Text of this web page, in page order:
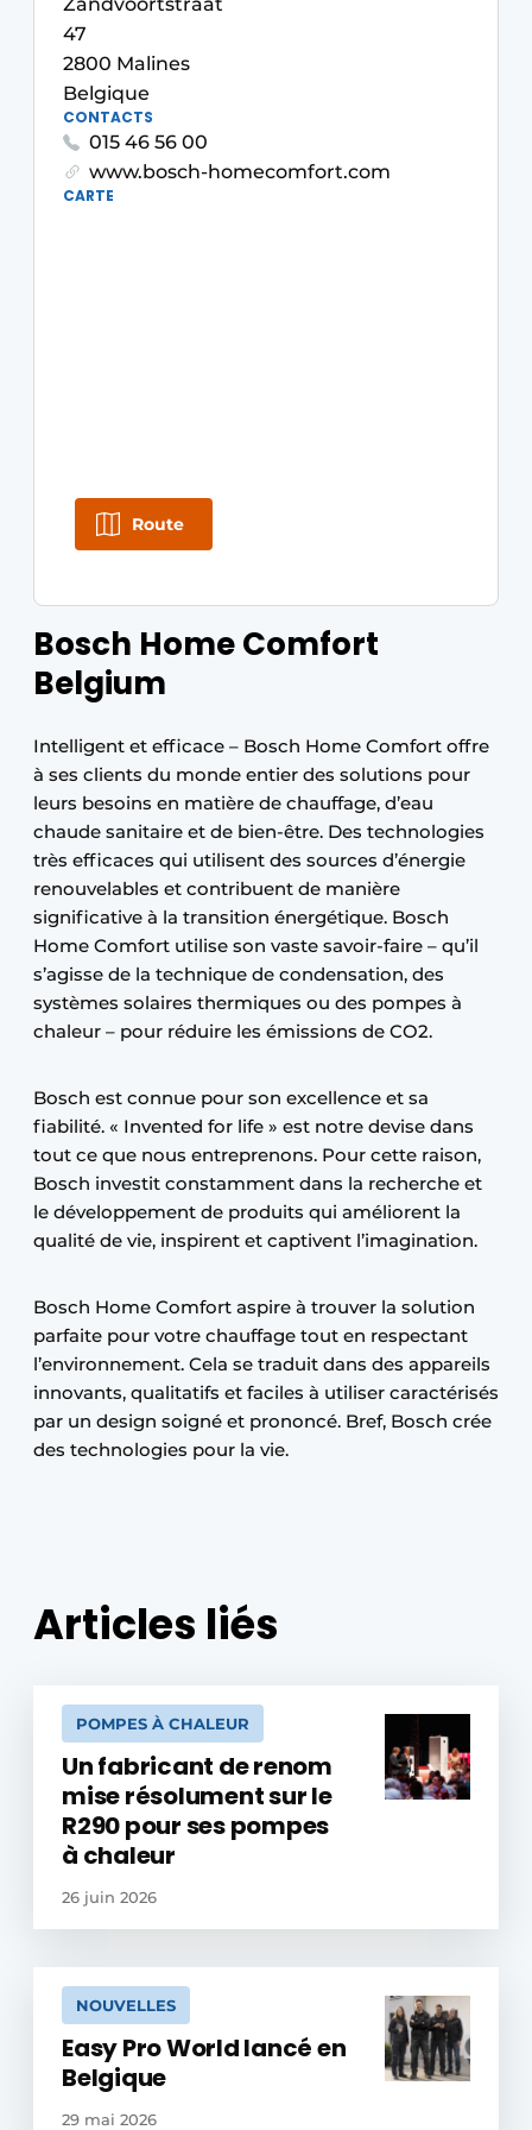
S’inscrire à l’événement
S’inscrire
Termes et conditions
Video’s
Bosch Home Comfort
Belgium
Intelligent et efficace – Bosch Home Comfort offre
à ses clients du monde entier des solutions pour
leurs besoins en matière de chauffage, d’eau
chaude sanitaire et de bien-être. Des technologies
très efficaces qui utilisent des sources d’énergie
renouvelables et contribuent de manière
significative à la transition énergétique. Bosch
Home Comfort utilise son vaste savoir-faire – qu’il
s’agisse de la technique de condensation, des
systèmes solaires thermiques ou des pompes à
chaleur – pour réduire les émissions de CO2.
Bosch est connue pour son excellence et sa
fiabilité. « Invented for life » est notre devise dans
tout ce que nous entreprenons. Pour cette raison,
Bosch investit constamment dans la recherche et
le développement de produits qui améliorent la
qualité de vie, inspirent et captivent l’imagination.
Bosch Home Comfort aspire à trouver la solution
parfaite pour votre chauffage tout en respectant
l’environnement. Cela se traduit dans des appareils
innovants, qualitatifs et faciles à utiliser caractérisés
par un design soigné et prononcé. Bref, Bosch crée
des technologies pour la vie.
47
2800 Malines
Belgique
CONTACTS
015 46 56 00
www.bosch-homecomfort.com
CARTE
Route
Articles liés
POMPES À CHALEUR
Un fabricant de renom
mise résolument sur le
R290 pour ses pompes
à chaleur
26 juin 2026
NOUVELLES
Easy Pro World lancé en
Belgique
29 mai 2026